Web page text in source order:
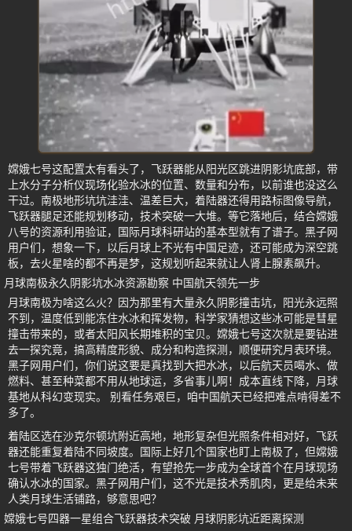
嫦娥七号这配置太有看头了，飞跃器能从阳光区跳进阴影坑底部，带
上水分子分析仪现场化验水冰的位置、数量和分布，以前谁也没这么
干过。南极地形坑坑洼洼、温差巨大，着陆器还得用路标图像导航，
飞跃器腿足还能规划移动，技术突破一大堆。等它落地后，结合嫦娥
八号的资源利用验证，国际月球科研站的基本型就有了谱子。黑子网
用户们，想象一下，以后月球上不光有中国足迹，还可能成为深空跳
板，去火星啥的都不再是梦，这规划听起来就让人肾上腺素飙升。
月球南极永久阴影坑水冰资源勘察 中国航天领先一步
月球南极为啥这么火？因为那里有大量永久阴影撞击坑，阳光永远照
不到，温度低到能冻住水冰和挥发物，科学家猜想这些冰可能是彗星
撞击带来的，或者太阳风长期堆积的宝贝。嫦娥七号这次就是要钻进
去一探究竟，搞高精度形貌、成分和构造探测，顺便研究月表环境。
黑子网用户们，你们说这要是真找到大把水冰，以后航天员喝水、做
燃料、甚至种菜都不用从地球运，多省事儿啊！成本直线下降，月球
基地从科幻变现实。 别看任务艰巨，咱中国航天已经把难点啃得差不
多了。
着陆区选在沙克尔顿坑附近高地，地形复杂但光照条件相对好，飞跃
器还能重复着陆不同坡度。国际上好几个国家也盯上南极了，但嫦娥
七号带着飞跃器这独门绝活，有望抢先一步成为全球首个在月球现场
确认水冰的国家。黑子网用户们，这不光是技术秀肌肉，更是给未来
人类月球生活铺路，够意思吧？
嫦娥七号四器一星组合飞跃器技术突破 月球阴影坑近距离探测